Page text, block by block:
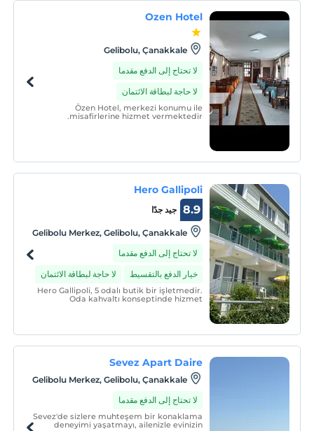
Ozen Hotel
Gelibolu, Çanakkale
لا تحتاج إلى الدفع مقدما
لا حاجة لبطاقة الائتمان
Özen Hotel, merkezi konumu ile
misafirlerine hizmet vermektedir.
Hero Gallipoli
جيد جدًا 8.9
Gelibolu Merkez, Gelibolu, Çanakkale
لا تحتاج إلى الدفع مقدما
خيار الدفع بالتقسيط
لا حاجة لبطاقة الائتمان
Hero Gallipoli, 5 odalı butik bir işletmedir.
Oda kahvaltı konseptinde hizmet
Sevez Apart Daire
Gelibolu Merkez, Gelibolu, Çanakkale
لا تحتاج إلى الدفع مقدما
Sevez'de sizlere muhteşem bir konaklama
deneyimi yaşatmayı, ailenizle evinizin